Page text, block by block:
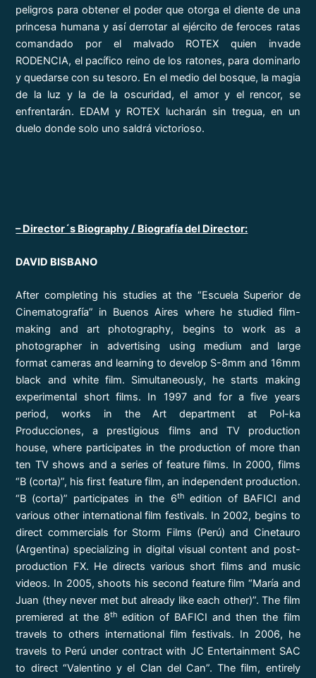
peligros para obtener el poder que otorga el diente de una
princesa humana y así derrotar al ejército de feroces ratas
comandado por el malvado ROTEX quien invade
RODENCIA, el pacífico reino de los ratones, para dominarlo
y quedarse con su tesoro. En el medio del bosque, la magia
de la luz y la de la oscuridad, el amor y el rencor, se
enfrentarán. EDAM y ROTEX lucharán sin tregua, en un
duelo donde solo uno saldrá victorioso.
– Director´s Biography / Biografía del Director:
DAVID BISBANO
After completing his studies at the “Escuela Superior de
Cinematografía” in Buenos Aires where he studied film-
making and art photography, begins to work as a
photographer in advertising using medium and large
format cameras and learning to develop S-8mm and 16mm
black and white film. Simultaneously, he starts making
experimental short films. In 1997 and for a five years
period, works in the Art department at Pol-ka
Producciones, a prestigious films and TV production
house, where participates in the production of more than
ten TV shows and a series of feature films. In 2000, films
“B (corta)”, his first feature film, an independent production.
“B (corta)” participates in the 6thedition of BAFICI and
various other international film festivals. In 2002, begins to
direct commercials for Storm Films (Perú) and Cinetauro
(Argentina) specializing in digital visual content and post-
production FX. He directs various short films and music
videos. In 2005, shoots his second feature film “María and
Juan (they never met but already like each other)”. The film
premiered at the 8thedition of BAFICI and then the film
travels to others international film festivals. In 2006, he
travels to Perú under contract with JC Entertainment SAC
to direct “Valentino y el Clan del Can”. The film, entirely